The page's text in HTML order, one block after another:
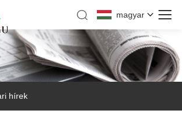
magyar
hírek